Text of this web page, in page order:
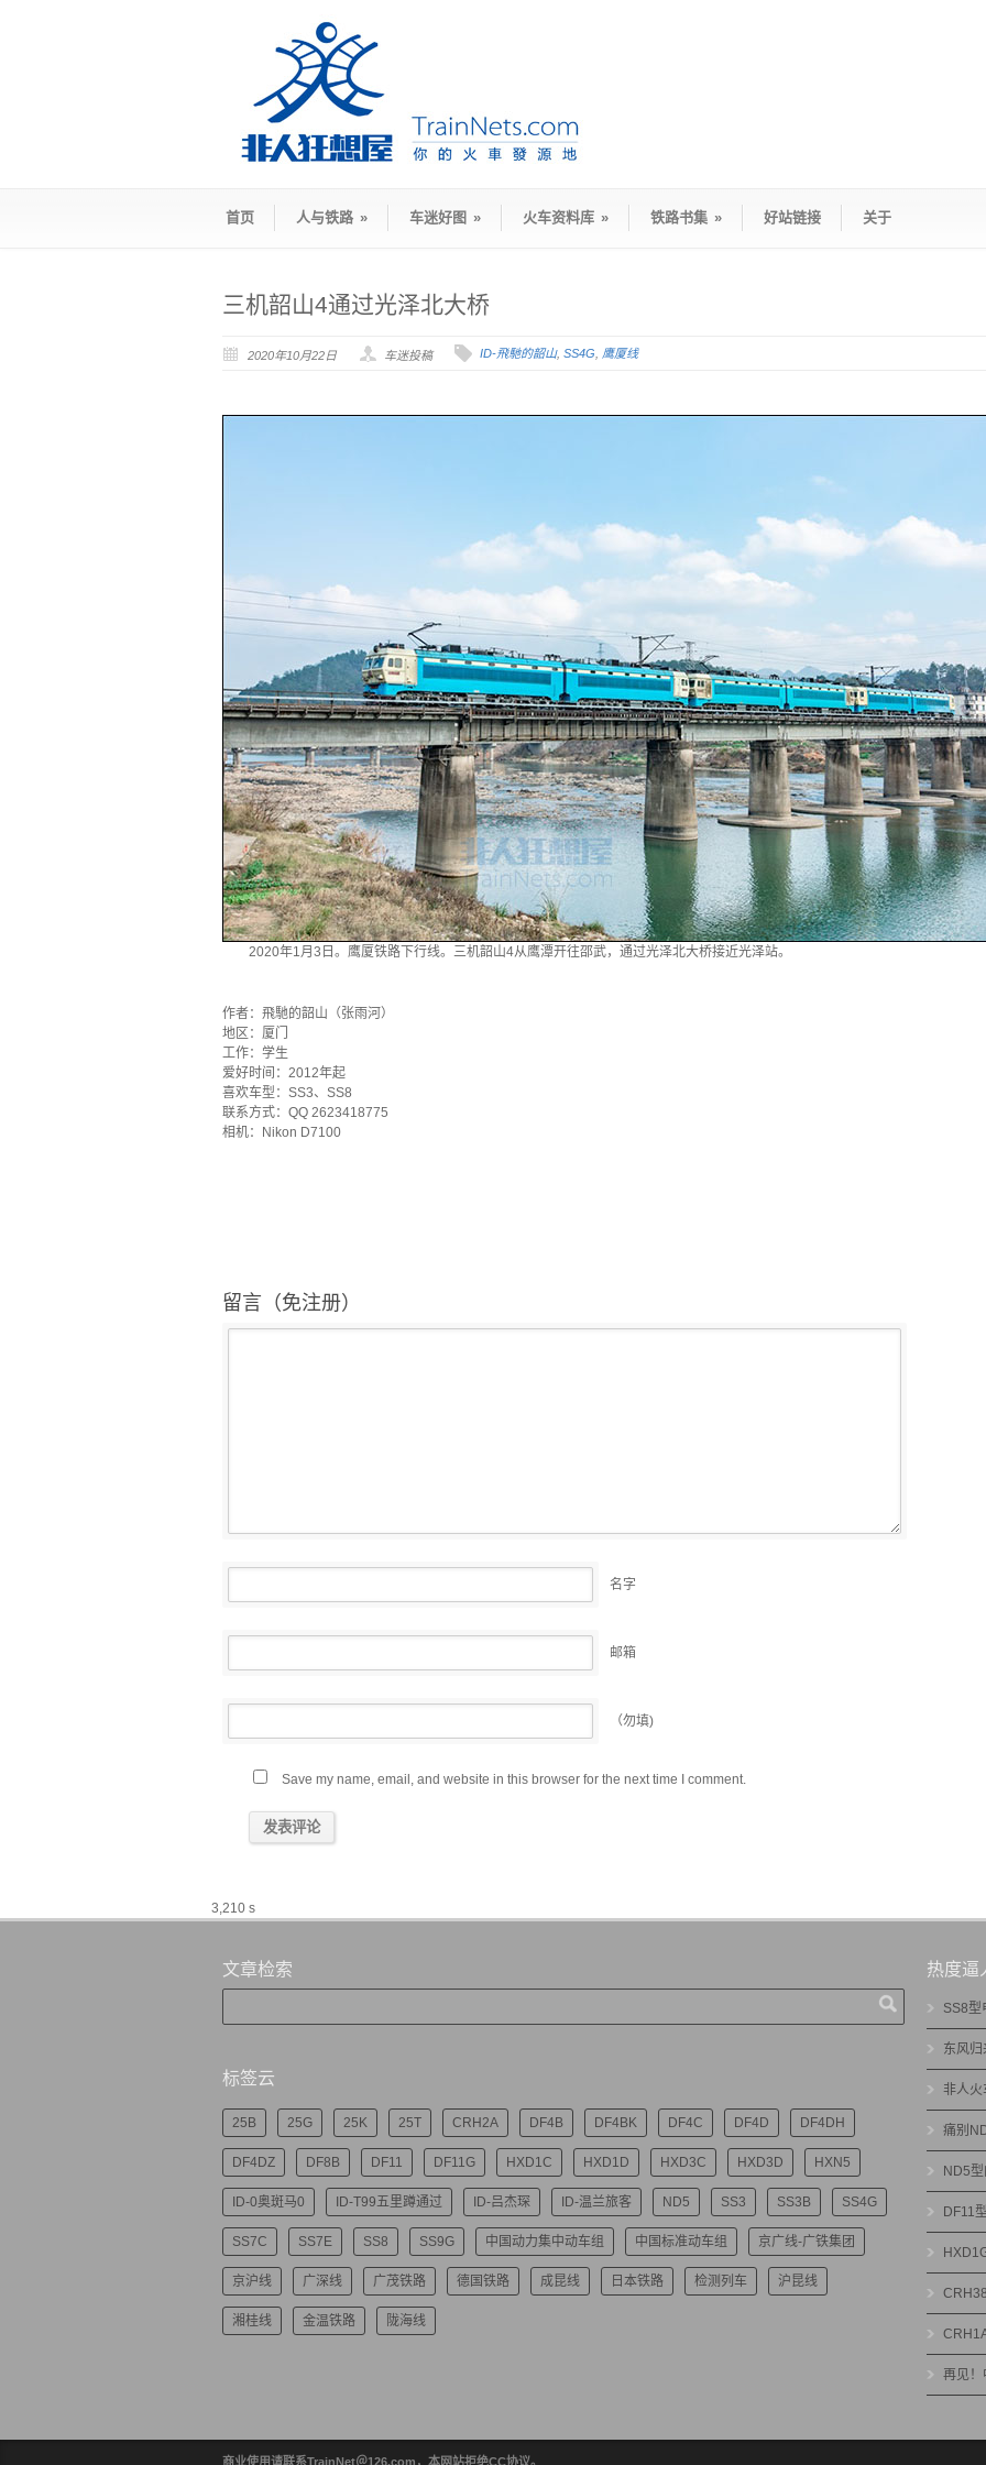
首页 人与铁路 » 车迷好图 » 火车资料库 » 铁路书集 » 好站链接 关于
三机韶山4通过光泽北大桥
2020年10月22日 车迷投稿 ID-飛馳的韶山, SS4G 鹰厦线
2020年1月3日。鹰厦铁路下行线。三机韶山4从鹰潭开往邵武，通过光泽北大桥接近光泽站。
作者：飛馳的韶山（张雨河）
地区：厦门
工作：学生
爱好时间：2012年起
喜欢车型：SS3、SS8
联系方式：QQ 2623418775
相机：Nikon D7100
留言（免注册）
名字
邮箱
（勿填)
Save my name, email, and website in this browser for the next time I comment.
3,210 s
文章检索
标签云
25B 25G 25K 25T CRH2A DF4B DF4BK DF4C DF4D DF4DH
DF4DZ DF8B DF11 DF11G HXD1C HXD1D HXD3C HXD3D HXN5
ID-0奥斑马0 ID-T99五里蹲通过 ID-吕杰琛 ID-温兰旅客 ND5 SS3 SS3B SS4G
SS7C SS7E SS8 SS9G 中国动力集中动车组 中国标准动车组 京广线-广铁集团
京沪线 广深线 广茂铁路 德国铁路 成昆线 日本铁路 检测列车 沪昆线
湘桂线 金温铁路 陇海线
热度逼
SS8型
东风
非人火
痛别
ND5
DF11
再见！
商业使用请联系TrainNet＠126.com，本网站拒绝CC协议。